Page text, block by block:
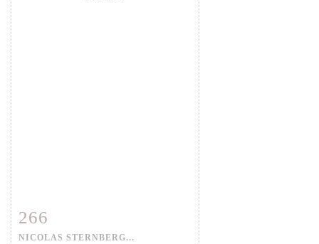
Fiche détaillée
266
NICOLAS STERNBERG...